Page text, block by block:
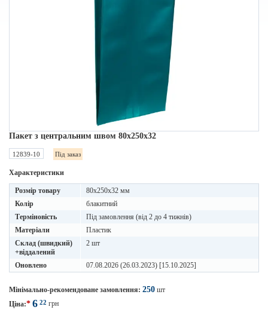
Пакет з центральним швом 80х250х32
12839-10 Під заказ
Характеристики
Розмір товару
80х250х32 мм
Колір
блакитний
Терміновість
Під замовлення (від 2 до 4 тижнів)
Матеріали
Пластик
Склад (швидкий)
+віддалений
2 шт
Оновлено 07.08.2026 (26.03.2023) [15.10.2025]
Мінімально-рекомендоване замовлення: 250 шт
Ціна:* 6 22 грн